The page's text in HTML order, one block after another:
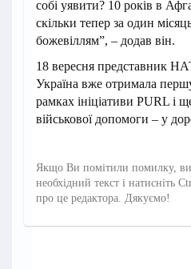
собі уявити? 10 років в
скільки тепер за один
божевіллям”, – додав він.
18 вересня представник
Україна вже отримала
рамках ініціативи PURL і
військової допомоги – у
Якщо Ви помітили помилку,
необхідний текст і натисніть
про це редактора. Дякуємо!